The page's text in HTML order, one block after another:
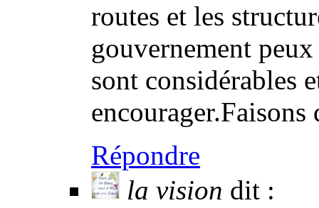
routes et les
gouvernement
sont considérables
Répondre
la vision dit :